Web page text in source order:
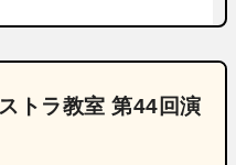
トラ教室 第44回演